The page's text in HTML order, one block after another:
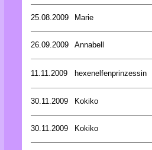
25.08.2009 Marie
26.09.2009 Annabell
11.11.2009 hexenelfenprinzessin
30.11.2009 Kokiko
30.11.2009 Kokiko